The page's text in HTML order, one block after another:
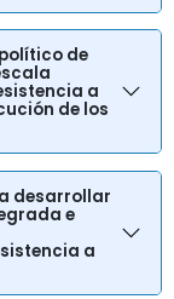
de
a
de los
desarrollar
e
a